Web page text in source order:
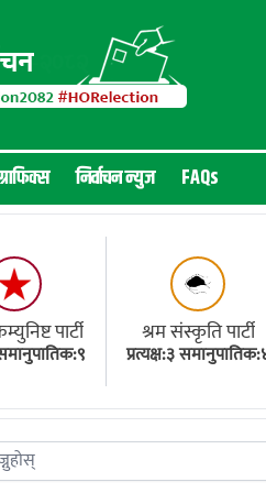
निर्वाचन न्युज FAQs
पार्टी श्रम संस्कृति पार्टी
प्रत्यक्ष:३